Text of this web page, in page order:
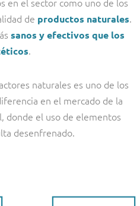
de productos naturales.
sanos y efectivos que los
.
naturales es uno de los
en el mercado de la
donde el uso de elementos
desenfrenado.